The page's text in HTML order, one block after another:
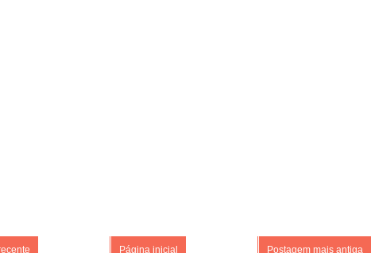
Postagem mais antiga
Página inicial